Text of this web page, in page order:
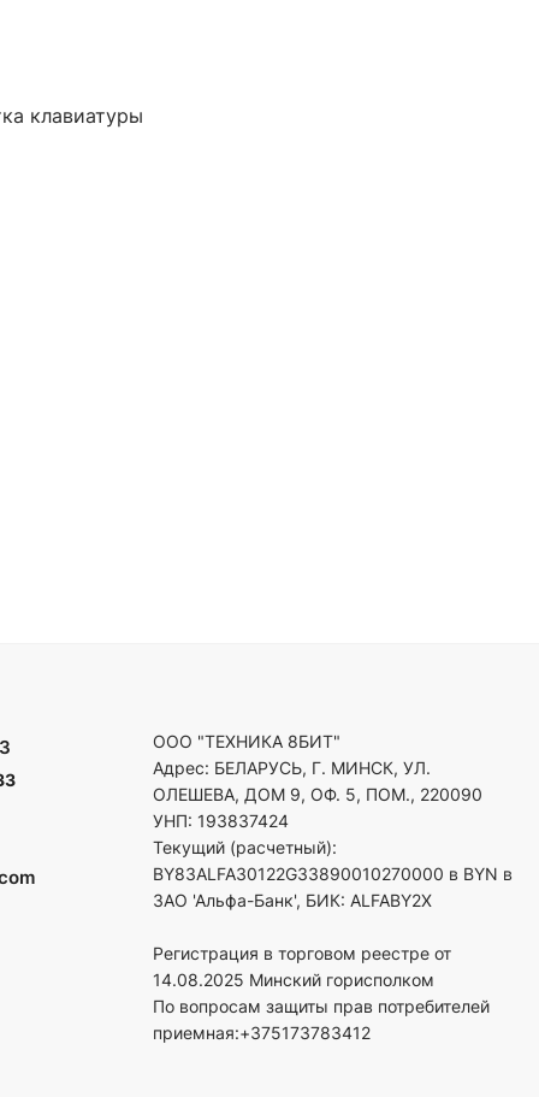
клавиатуры
ООО "ТЕХНИКА 8БИТ"
Адрес: БЕЛАРУСЬ, Г. МИНСК, УЛ.
ОЛЕШЕВА, ДОМ 9, ОФ. 5, ПОМ., 220090
УНП: 193837424
Текущий (расчетный):
BY83ALFA30122G33890010270000 в BYN в
ЗАО 'Альфа-Банк', БИК: ALFABY2X
Регистрация в торговом реестре от
14.08.2025 Минский горисполком
По вопросам защиты прав потребителей
приемная:+375173783412